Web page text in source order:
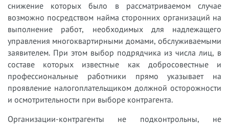
снижение которых было в рассматриваемом случае
возможно посредством найма сторонних организаций на
выполнение работ, необходимых для надлежащего
управления многоквартирными домами, обслуживаемыми
заявителем. При этом выбор подрядчика из числа лиц, в
составе которых известные как добросовестные и
профессиональные работники прямо указывает на
проявление налогоплательщиком должной осторожности
и осмотрительности при выборе контрагента.
Организации-контрагенты не подконтрольны, не